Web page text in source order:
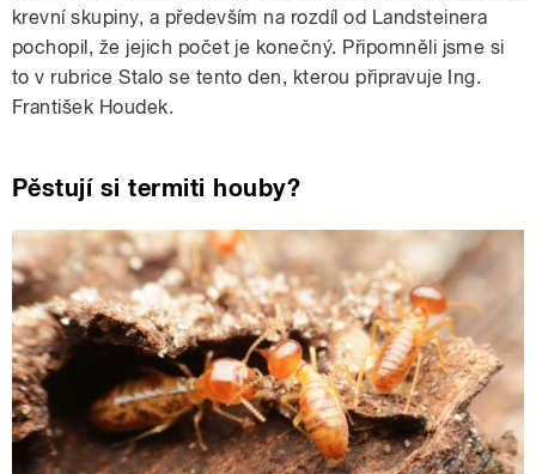
krevní skupiny, a především na rozdíl od Landsteinera
pochopil, že jejich počet je konečný. Připomněli jsme si
to v rubrice Stalo se tento den, kterou připravuje Ing.
František Houdek.
Pěstují si termiti houby?